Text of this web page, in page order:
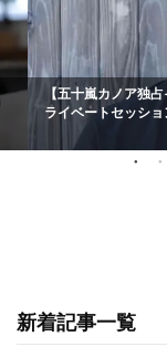
【五十嵐カノア独
ライベートセッショ
新着記事一覧